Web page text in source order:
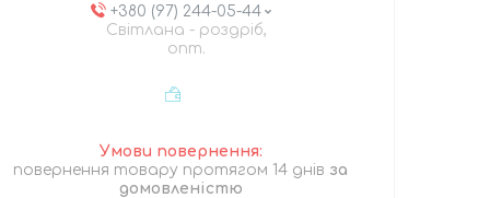
+380 (97) 244-05-44
Світлана - роздріб,
опт.
повернення товару протягом 14 днів за
домовленістю